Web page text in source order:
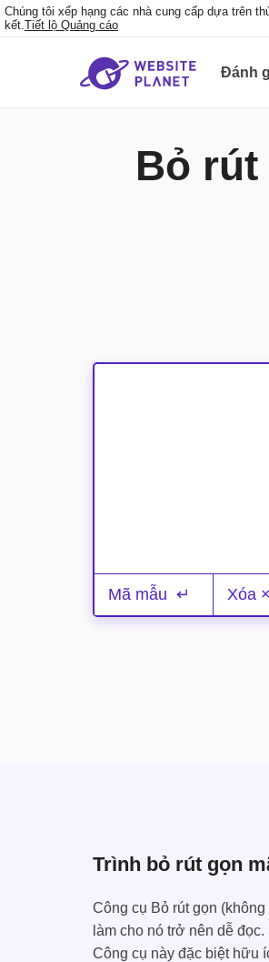
Chúng tôi xếp hạng các nhà cung cấp dựa trên
kết.Tiết lộ Quảng cáo
Đánh
Bỏ rút
Dán mã của bạn tại đây
Mã mẫu Xóa
Trình bỏ rút gọn
Công cụ Bỏ rút gọn
làm cho nó trở nên dễ
Công cụ này đặc biệt hữu